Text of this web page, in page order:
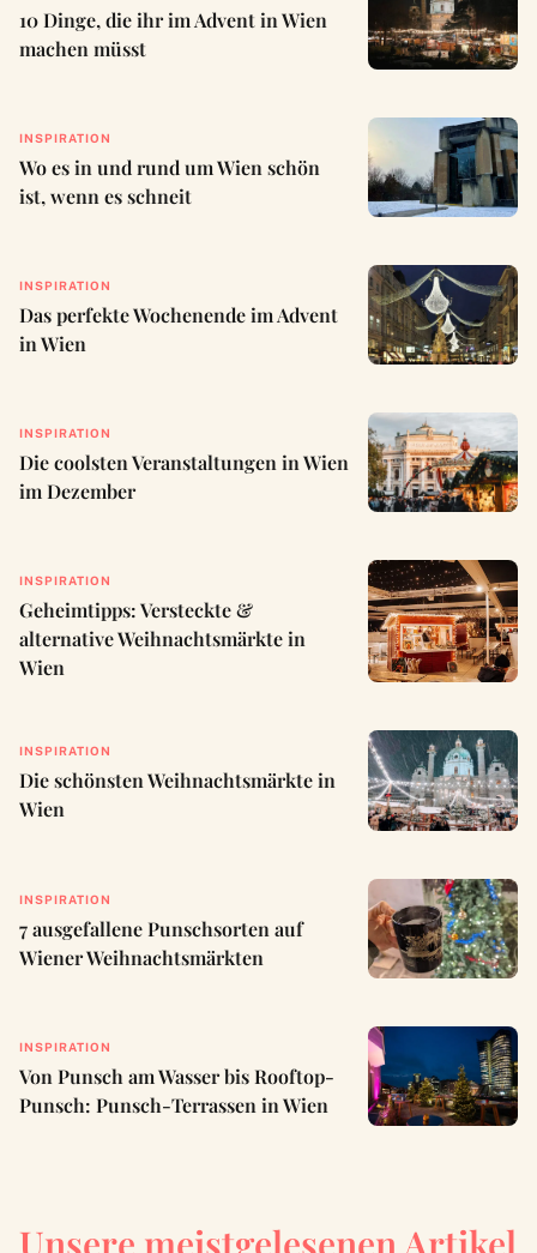
10 Dinge, die ihr im Advent in Wien
machen müsst
INSPIRATION
Wo es in und rund um Wien schön
ist, wenn es schneit
INSPIRATION
Das perfekte Wochenende im Advent
in Wien
INSPIRATION
Die coolsten Veranstaltungen in Wien
im Dezember
INSPIRATION
Geheimtipps: Versteckte &
alternative Weihnachtsmärkte in
Wien
INSPIRATION
Die schönsten Weihnachtsmärkte in
Wien
INSPIRATION
7 ausgefallene Punschsorten auf
Wiener Weihnachtsmärkten
INSPIRATION
Von Punsch am Wasser bis Rooftop-
Punsch: Punsch-Terrassen in Wien
Unsere meistgelesenen Artikel